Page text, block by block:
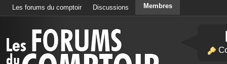
Les forums du comptoir Discussions Membres